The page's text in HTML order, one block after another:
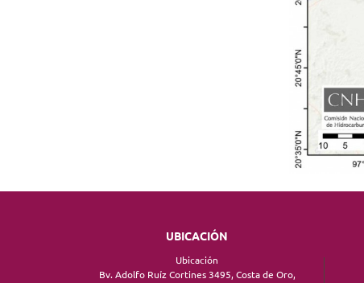
UBICACIÓN
Ubicación
Bv. Adolfo Ruíz Cortines 3495, Costa de Oro,